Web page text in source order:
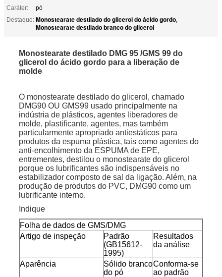
Caráter:
pó
Destaque: Monostearate destilado do glicerol do ácido gordo,
Monostearate destilado branco do glicerol
Monostearate destilado DMG 95 /GMS 99 do
glicerol do ácido gordo para a liberação de
molde
O monostearate destilado do glicerol, chamado
DMG90 OU GMS99 usado principalmente na
indústria de plásticos, agentes liberadores de
molde, plastificante, agentes, mas também
particularmente apropriado antiestáticos para
produtos da espuma plástica, tais como agentes do
anti-encolhimento da ESPUMA de EPE,
entrementes, destilou o monostearate do glicerol
porque os lubrificantes são indispensáveis no
estabilizador composto de sal da ligação. Além, na
produção de produtos do PVC, DMG90 como um
lubrificante interno.
Indique
Folha de dados de GMS/DMG
Artigo de inspeção
Padrão
(GB15612-
1995)
Resultados
da análise
Aparência
Sólido branco
do pó
Conforma-se
ao padrão